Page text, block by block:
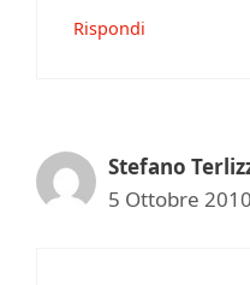
Rispondi
Stefano
5 Ottobre